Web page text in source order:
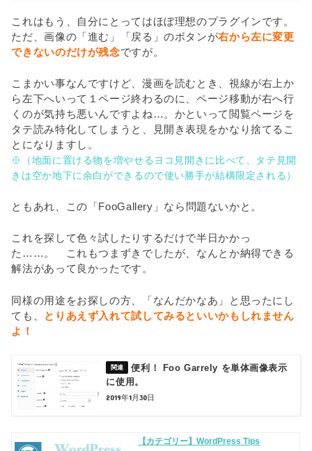
これはもう、自分にとってはほぼ理想のプラグインです。
ただ、画像の「進む」「戻る」のボタンが右から左に変更
できないのだけが残念ですが。
こまかい事なんですけど、漫画を読むとき、視線が右上か
ら左下へいって１ページ終わるのに、ページ移動が右へ行
くのが気持ち悪いんですよね…。かといって閲覧ページを
タテ読み特化してしまうと、見開き表現をかなり捨てるこ
とになりますし。
※（地面に置ける物を増やせるヨコ見開きに比べて、タテ見開
きは空か地下に余白ができるので使い勝手が結構限定される）
ともあれ、この「FooGallery」なら問題ないかと。
これを探して色々試したりするだけで半日かかっ
た……。 これもつまずきでしたが、なんとか納得できる
解法があって良かったです。
同様の用途をお探しの方、「なんだかなあ」と思ったにし
ても、
とりあえず入れて試してみるといいかもしれません
よ！
便利！ Foo Garrely を単体画像表示
に使用。
2019年1月30日
【カテゴリー】WordPress Tips